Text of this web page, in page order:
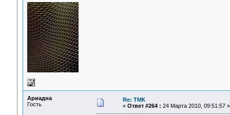
Ариадна
Гость
Re: ТМК
« Ответ #264 : 24 Марта 2010, 09:51:57 »